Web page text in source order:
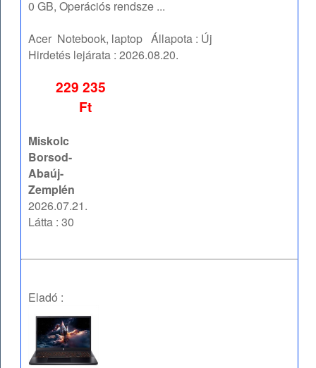
0 GB, Operációs rendsze ...
Acer Notebook, laptop Állapota : Új
Hirdetés lejárata :2026.08.20.
229 235
Ft
Miskolc
Borsod-
Abaúj-
Zemplén
2026.07.21.
Látta : 30
Eladó :